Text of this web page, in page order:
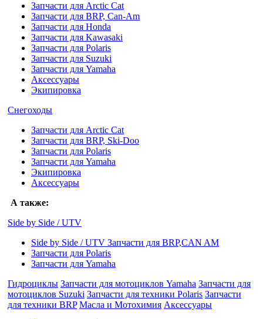
Запчасти для Arctic Cat
Запчасти для BRP, Can-Am
Запчасти для Honda
Запчасти для Kawasaki
Запчасти для Polaris
Запчасти для Suzuki
Запчасти для Yamaha
Аксессуары
Экипировка
Снегоходы
Запчасти для Arctic Cat
Запчасти для BRP, Ski-Doo
Запчасти для Polaris
Запчасти для Yamaha
Экипировка
Аксессуары
А также:
Side by Side / UTV
Side by Side / UTV Запчасти для BRP,CAN AM
Запчасти для Polaris
Запчасти для Yamaha
Гидроциклы Запчасти для мотоциклов Yamaha Запчасти для
мотоциклов Suzuki Запчасти для техники Polaris Запчасти
для техники BRP Масла и Мотохимия Аксессуары